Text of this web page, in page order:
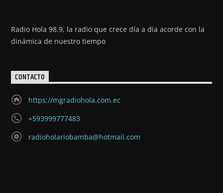
Radio Hola 98.9, la radio que crece día a día acorde con la
dinámica de nuestro tiempo
CONTACTO
https://mgradiohola.com.ec
+593999777483
radioholariobamba@hotmail.com